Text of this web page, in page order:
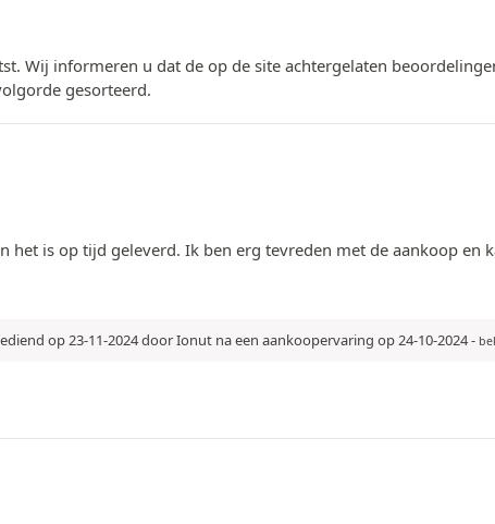
Wij informeren u dat de op de site achtergelaten
gesorteerd.
is op tijd geleverd. Ik ben erg tevreden met de aankoop en
op 23-11-2024 door Ionut na een aankoopervaring op 24-10-2024-